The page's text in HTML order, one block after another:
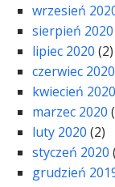
wrzesień
sierpień 2020
lipiec 2020 (2)
czerwiec 2020
kwiecień 2020
marzec 2020
luty 2020 (2)
styczeń 2020
grudzień